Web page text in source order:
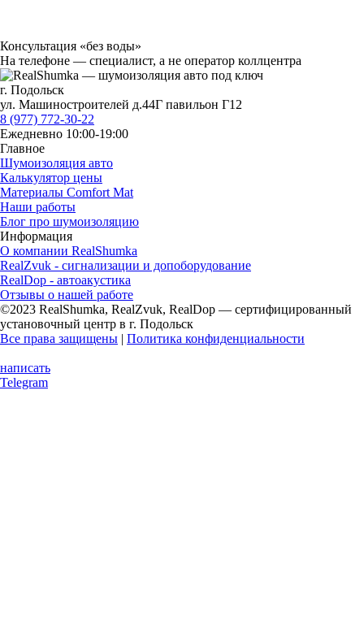
Консультация «без воды»
На телефоне — специалист, а не оператор коллцентра
г. Подольск
ул. Машиностроителей д.44Г павильон Г12
8 (977) 772-30-22
Ежедневно 10:00-19:00
Главное
Шумоизоляция авто
Калькулятор цены
Материалы Comfort Mat
Наши работы
Блог про шумоизоляцию
Информация
О компании RealShumka
RealZvuk - сигнализации и допоборудование
RealDop - автоакустика
Отзывы о нашей работе
©2023 RealShumka, RealZvuk, RealDop — сертифицированный
установочный центр в г. Подольск
Все права защищены | Политика конфиденциальности
написать
Telegram